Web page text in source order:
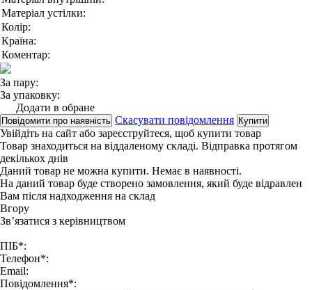
Матеріал устілки:
Колір:
Країна:
Коментар:
За пару:
За упаковку:
Додати в обране
Повідомити про наявність Скасувати повідомлення Купити
Увійдіть на сайт або зареєструйтеся, щоб купити товар
Товар знаходиться на віддаленому складі. Відправка протягом
декількох днів
Даний товар не можна купити. Немає в наявності.
На даний товар буде створено замовлення, який буде відравлен
Вам після надходження на склад
Вгору
Зв’язатися з керівництвом
ПІБ*:
Телефон*:
Email:
Повідомлення*: